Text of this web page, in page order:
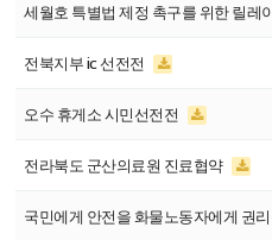
세월호 특별법 제정 촉구를 위한 릴레
전북지부 ic 선전전
오수 휴게소 시민선전전
전라북도 군산의료원 진료협약
국민에게 안전을 화물노동자에게 권